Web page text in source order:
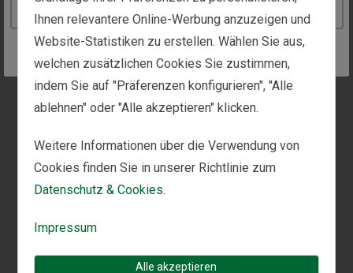
Continue to the Germany website
Ihre Anlageziele zu erreichen, indem wir Ihnen eine
maßgeschneiderte Anlageverwaltung, einen
Weltklasse-Kundenservice, einzigartige Einblicke und
eine Gebührenstruktur bieten, die für Sie zum Erfolg
führen.
Ihnen relevantere Online-Werbung anzuzeigen und
Website-Statistiken zu erstellen. Wählen Sie aus,
welchen zusätzlichen Cookies Sie zustimmen,
indem Sie auf "Präferenzen konfigurieren", "Alle
ablehnen" oder "Alle akzeptieren" klicken.
Weitere Informationen über die Verwendung von
Cookies finden Sie in unserer Richtlinie zum
Datenschutz & Cookies.
Impressum
Alle akzeptieren